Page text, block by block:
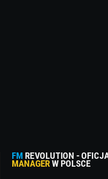
FM REVOLUTION -
MANAGERW POLSCE